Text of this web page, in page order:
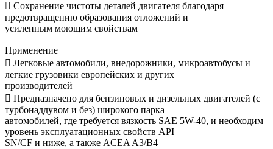
 Сохранение чистоты деталей двигателя благодаря
предотвращению образования отложений и
усиленным моющим свойствам
Применение
 Легковые автомобили, внедорожники, микроавтобусы и
легкие грузовики европейских и других
производителей
 Предназначено для бензиновых и дизельных двигателей (с
турбонаддувом и без) широкого парка
автомобилей, где требуется вязкость SAE 5W-40, и необходим
уровень эксплуатационных свойств API
SN/CF и ниже, а также ACEA A3/B4